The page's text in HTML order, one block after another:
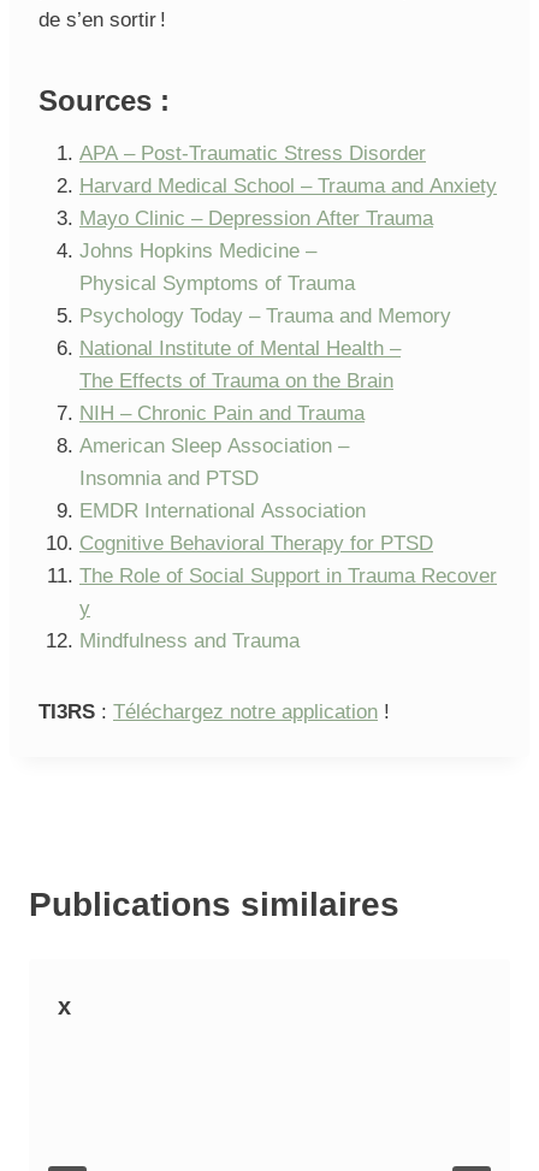
de s’en sortir !
Sources :
APA – Post-Traumatic Stress Disorder
Harvard Medical School – Trauma and Anxiety
Mayo Clinic – Depression After Trauma
Johns Hopkins Medicine –
Physical Symptoms of Trauma
Psychology Today – Trauma and Memory
National Institute of Mental Health –
The Effects of Trauma on the Brain
NIH – Chronic Pain and Trauma
American Sleep Association –
Insomnia and PTSD
EMDR International Association
Cognitive Behavioral Therapy for PTSD
The Role of Social Support in Trauma Recover
y
Mindfulness and Trauma
TI3RS : Téléchargez notre application !
Publications similaires
x